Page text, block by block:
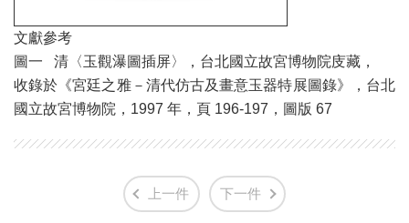
文獻參考
圖一 清〈玉觀瀑圖插屏〉，台北國立故宮博物院庋藏，
收錄於《宮廷之雅－清代仿古及畫意玉器特展圖錄》，台北
國立故宮博物院，1997 年，頁 196-197，圖版 67
上一件 下一件